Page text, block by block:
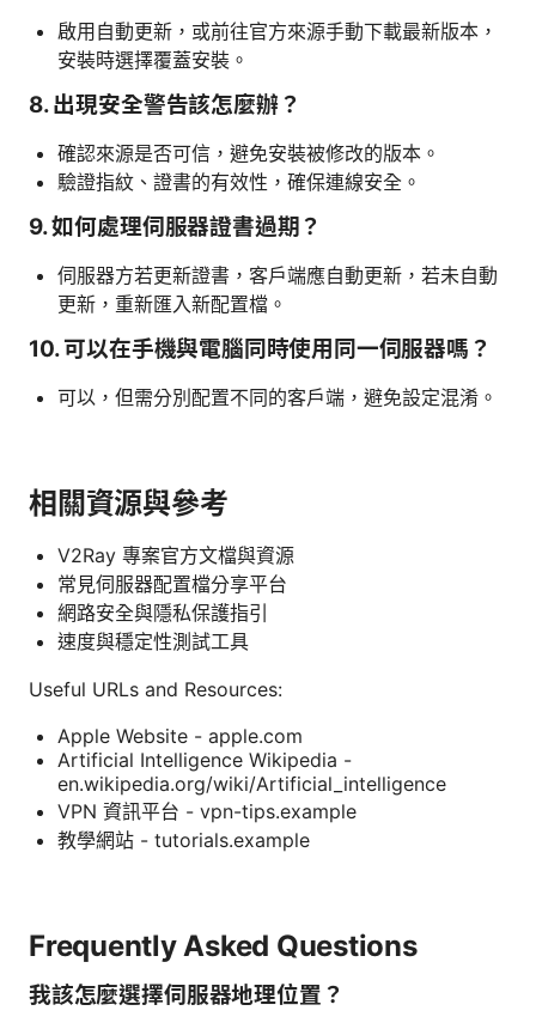
啟用自動更新，或前往官方來源手動下載最新版本，
安裝時選擇覆蓋安裝。
8. 出現安全警告該怎麼辦？
確認來源是否可信，避免安裝被修改的版本。
驗證指紋、證書的有效性，確保連線安全。
9. 如何處理伺服器證書過期？
伺服器方若更新證書，客戶端應自動更新，若未自動
更新，重新匯入新配置檔。
10. 可以在手機與電腦同時使用同一伺服器嗎？
可以，但需分別配置不同的客戶端，避免設定混淆。
相關資源與參考
V2Ray 專案官方文檔與資源
常見伺服器配置檔分享平台
網路安全與隱私保護指引
速度與穩定性測試工具
Useful URLs and Resources:
Apple Website - apple.com
Artificial Intelligence Wikipedia -
en.wikipedia.org/wiki/Artificial_intelligence
VPN 資訊平台 - vpn-tips.example
教學網站 - tutorials.example
Frequently Asked Questions
我該怎麼選擇伺服器地理位置？